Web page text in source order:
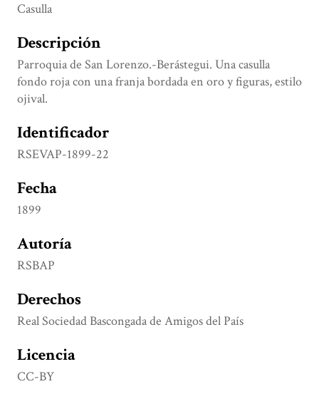
Casulla
Descripción
Parroquia de San Lorenzo.-Berástegui. Una casulla
fondo roja con una franja bordada en oro y figuras, estilo
ojival.
Identificador
RSEVAP-1899-22
Fecha
1899
Autoría
RSBAP
Derechos
Real Sociedad Bascongada de Amigos del País
Licencia
CC-BY